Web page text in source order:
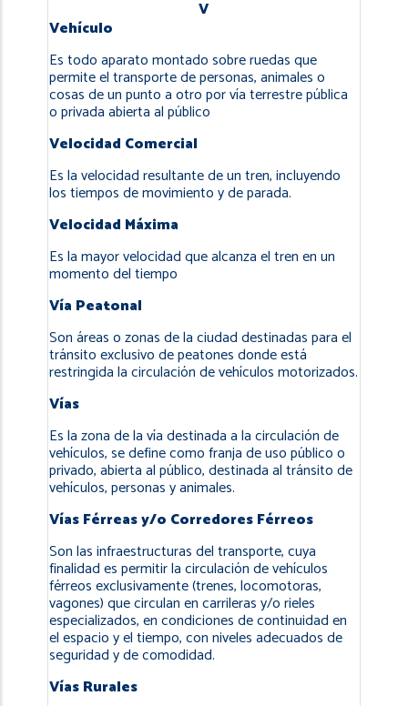
V
Vehículo
Es todo aparato montado sobre ruedas que
permite el transporte de personas, animales o
cosas de un punto a otro por vía terrestre pública
o privada abierta al público
Velocidad Comercial
Es la velocidad resultante de un tren, incluyendo
los tiempos de movimiento y de parada.
Velocidad Máxima
Es la mayor velocidad que alcanza el tren en un
momento del tiempo
Vía Peatonal
Son áreas o zonas de la ciudad destinadas para el
tránsito exclusivo de peatones donde está
restringida la circulación de vehículos motorizados.
Vías
Es la zona de la vía destinada a la circulación de
vehículos, se define como franja de uso público o
privado, abierta al público, destinada al tránsito de
vehículos, personas y animales.
Vías Férreas y/o Corredores Férreos
Son las infraestructuras del transporte, cuya
finalidad es permitir la circulación de vehículos
férreos exclusivamente (trenes, locomotoras,
vagones) que circulan en carrileras y/o rieles
especializados, en condiciones de continuidad en
el espacio y el tiempo, con niveles adecuados de
seguridad y de comodidad.
Vías Rurales